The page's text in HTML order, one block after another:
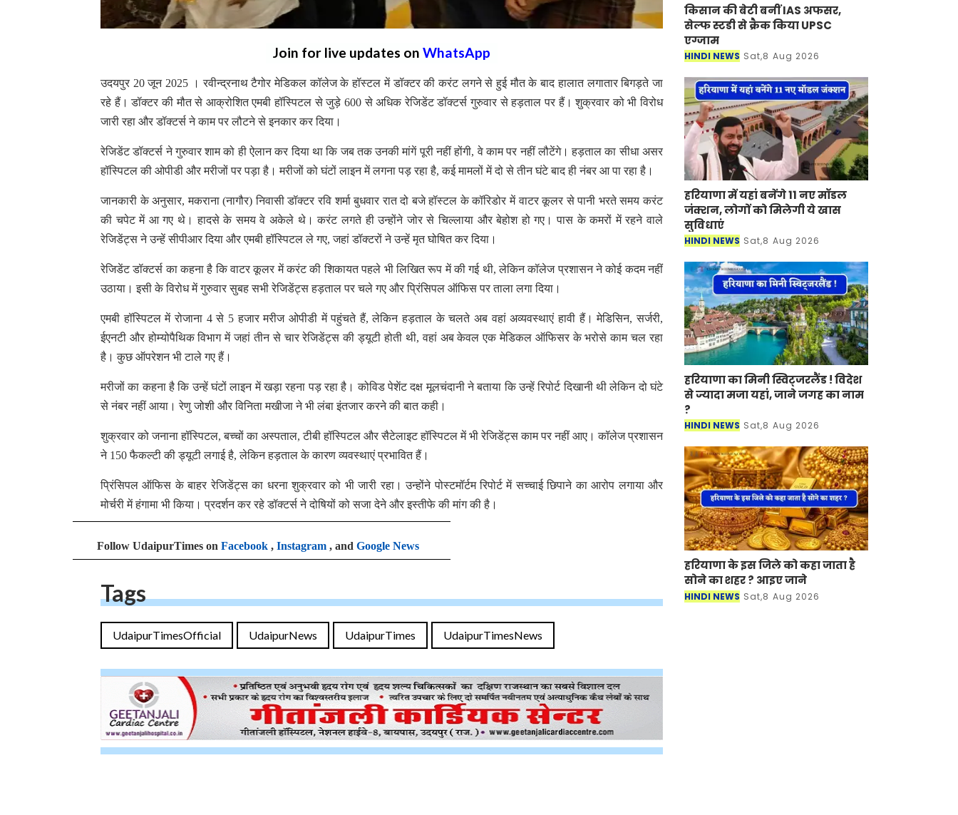
Join for live updates on WhatsApp
उदयपुर 20 जून 2025 । रवीन्द्रनाथ टैगोर मेडिकल कॉलेज के हॉस्टल में डॉक्टर की करंट लगने से हुई मौत के बाद हालात लगातार बिगड़ते जा
रहे हैं। डॉक्टर की मौत से आक्रोशित एमबी हॉस्पिटल से जुड़े 600 से अधिक रेजिडेंट डॉक्टर्स गुरुवार से हड़ताल पर हैं। शुक्रवार को भी विरोध
जारी रहा और डॉक्टर्स ने काम पर लौटने से इनकार कर दिया।
रेजिडेंट डॉक्टर्स ने गुरुवार शाम को ही ऐलान कर दिया था कि जब तक उनकी मांगें पूरी नहीं होंगी, वे काम पर नहीं लौटेंगे। हड़ताल का सीधा असर
हॉस्पिटल की ओपीडी और मरीजों पर पड़ा है। मरीजों को घंटों लाइन में लगना पड़ रहा है, कई मामलों में दो से तीन घंटे बाद ही नंबर आ पा रहा है।
जानकारी के अनुसार, मकराना (नागौर) निवासी डॉक्टर रवि शर्मा बुधवार रात दो बजे हॉस्टल के कॉरिडोर में वाटर कूलर से पानी भरते समय करंट
की चपेट में आ गए थे। हादसे के समय वे अकेले थे। करंट लगते ही उन्होंने जोर से चिल्लाया और बेहोश हो गए। पास के कमरों में रहने वाले
रेजिडेंट्स ने उन्हें सीपीआर दिया और एमबी हॉस्पिटल ले गए, जहां डॉक्टरों ने उन्हें मृत घोषित कर दिया।
रेजिडेंट डॉक्टर्स का कहना है कि वाटर कूलर में करंट की शिकायत पहले भी लिखित रूप में की गई थी, लेकिन कॉलेज प्रशासन ने कोई कदम नहीं
उठाया। इसी के विरोध में गुरुवार सुबह सभी रेजिडेंट्स हड़ताल पर चले गए और प्रिंसिपल ऑफिस पर ताला लगा दिया।
एमबी हॉस्पिटल में रोजाना 4 से 5 हजार मरीज ओपीडी में पहुंचते हैं, लेकिन हड़ताल के चलते अब वहां अव्यवस्थाएं हावी हैं। मेडिसिन, सर्जरी,
ईएनटी और होम्योपैथिक विभाग में जहां तीन से चार रेजिडेंट्स की ड्यूटी होती थी, वहां अब केवल एक मेडिकल ऑफिसर के भरोसे काम चल रहा
है। कुछ ऑपरेशन भी टाले गए हैं।
मरीजों का कहना है कि उन्हें घंटों लाइन में खड़ा रहना पड़ रहा है। कोविड पेशेंट दक्ष मूलचंदानी ने बताया कि उन्हें रिपोर्ट दिखानी थी लेकिन दो घंटे
से नंबर नहीं आया। रेणु जोशी और विनिता मखीजा ने भी लंबा इंतजार करने की बात कही।
शुक्रवार को जनाना हॉस्पिटल, बच्चों का अस्पताल, टीबी हॉस्पिटल और सैटेलाइट हॉस्पिटल में भी रेजिडेंट्स काम पर नहीं आए। कॉलेज प्रशासन
ने 150 फैकल्टी की ड्यूटी लगाई है, लेकिन हड़ताल के कारण व्यवस्थाएं प्रभावित हैं।
प्रिंसिपल ऑफिस के बाहर रेजिडेंट्स का धरना शुक्रवार को भी जारी रहा। उन्होंने पोस्टमॉर्टम रिपोर्ट में सच्चाई छिपाने का आरोप लगाया और
मोर्चरी में हंगामा भी किया। प्रदर्शन कर रहे डॉक्टर्स ने दोषियों को सजा देने और इस्तीफे की मांग की है।
Follow UdaipurTimes on Facebook , Instagram , and Google News
Tags
UdaipurTimesOfficial UdaipurNews UdaipurTimes UdaipurTimesNews
किसान की बेटी बनीं IAS अफसर,
सेल्फ स्टडी से क्रैक किया UPSC
एग्जाम ​​​​​​​
HINDI NEWS Sat,8 Aug 2026
हरियाणा में यहां बनेंगे 11 नए मॉडल
जंक्शन, लोगों को मिलेगी ये खास
सुविधाएं
HINDI NEWS Sat,8 Aug 2026
हरियाणा का मिनी स्विट्जरलैंड ! विदेश
से ज्यादा मजा यहां, जाने जगह का नाम
?
HINDI NEWS Sat,8 Aug 2026
हरियाणा के इस जिले को कहा जाता है
सोने का शहर ? आइए जाने
HINDI NEWS Sat,8 Aug 2026